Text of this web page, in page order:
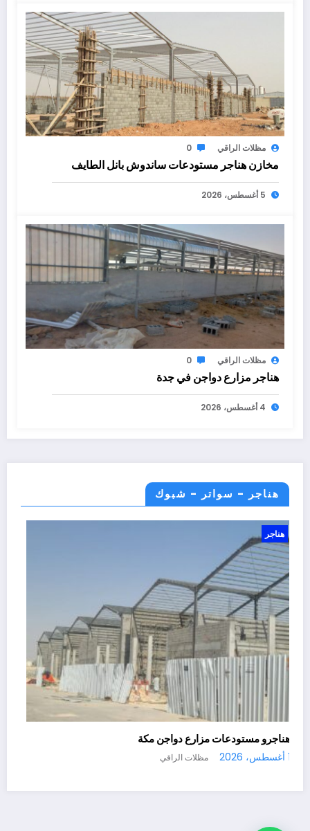
مظلات الراقي 0
مخازن هناجر مستودعات ساندوش بانل الطايف
5 أغسطس، 2026
مظلات الراقي 0
هناجر مزارع دواجن في جدة
4 أغسطس، 2026
هناجر - سواتر - شبوك
زراعية في الطايف
مظلات الراقي